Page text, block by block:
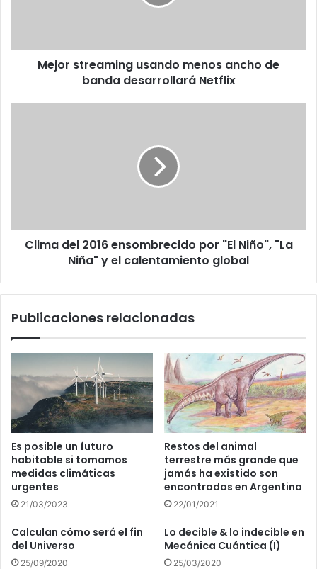
Netflix
Mejor streaming usando menos ancho de
banda desarrollará Netflix
Niña"
Clima del 2016 ensombrecido por "El Niño", "La
Niña" y el calentamiento global
Publicaciones relacionadas
Es posible un futuro
habitable si tomamos
medidas climáticas
urgentes
21/03/2023
Restos del animal
terrestre más grande que
jamás ha existido son
encontrados en Argentina
22/01/2021
Calculan cómo será el fin
del Universo
25/09/2020
Lo decible & lo indecible en
Mecánica Cuántica (I)
25/03/2020